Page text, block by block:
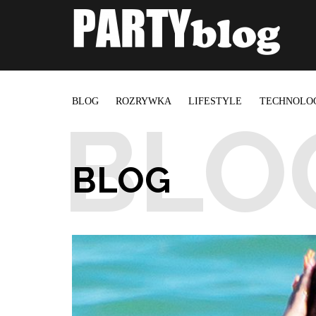
BLOG ROZRYWKA LIFESTYLE
BLOG